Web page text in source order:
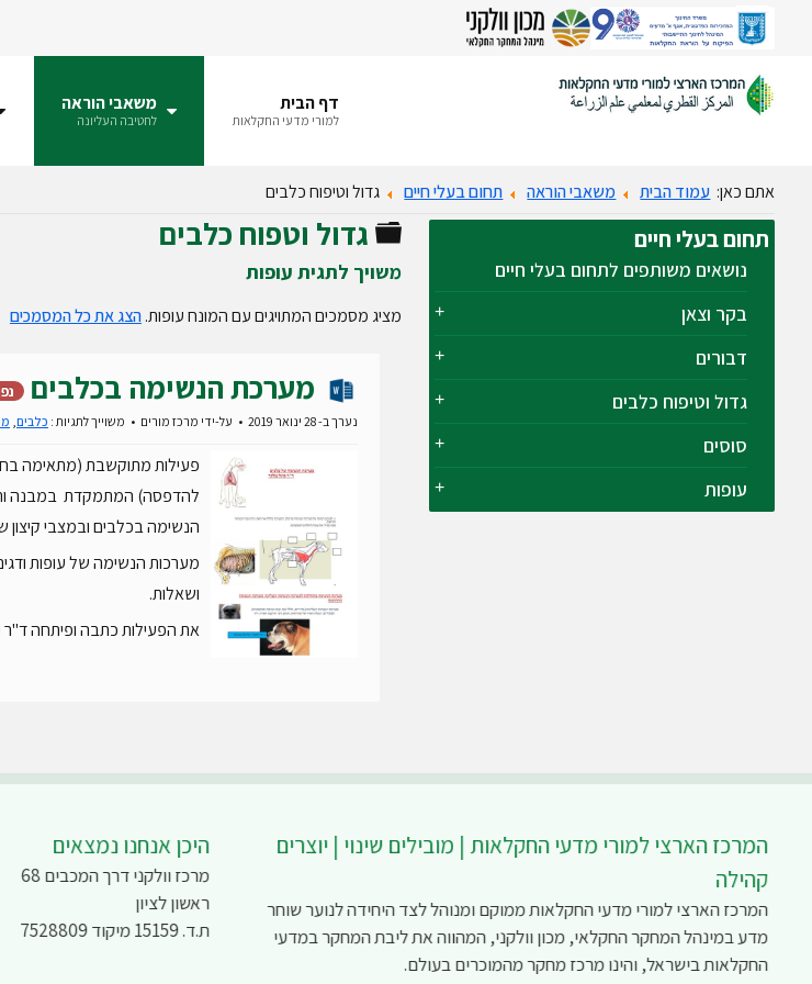
דף הבית
למורי מדעי החקלאות
משאבי הוראה
לחטיבה העליונה
אתם כאן: עמוד הבית משאבי הוראה תחום בעלי חיים גדול וטיפוח כלבים
תיקייה
גדול וטפוח כלבים
משויך לתגית עופות
מציג מסמכים המתויגים עם המונח עופות.הצג את כל המסמכים
מערכת הנשימה בכלבים
נערך ב- 28 ינואר 2019 על-ידי מרכז מורים משוייך לתגיות : כלבים,
פעילות מתוקשבת (מתאימה
להדפסה) המתמקדת במבנה
הנשימה בכלבים ובמצבי קיצון
מערכות הנשימה של עופות
ושאלות.
את הפעילות כתבה ופיתחה ד"ר
תחוםבעלי חיים
נושאים משותפים לתחום בעלי חיים
בקר וצאן
דבורים
גדול וטיפוח כלבים
סוסים
עופות
המרכז הארצי למורי מדעי החקלאות | מובילים שינוי | יוצרים
קהילה
המרכז הארצי למורי מדעי החקלאות ממוקם ומנוהל לצד היחידה לנוער שוחר
מדע במינהל המחקר החקלאי, מכון וולקני, המהווה את ליבת המחקר במדעי
החקלאות בישראל, והינו מרכז מחקר מהמוכרים בעולם.
היכן אנחנו נמצאים
מרכז וולקני דרך המכבים 68
ראשון לציון
ת.ד. 15159 מיקוד 7528809